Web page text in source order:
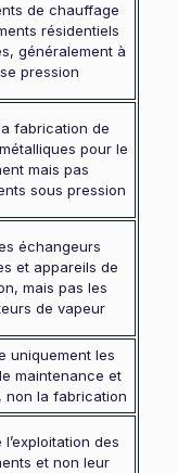
de chauffage
résidentiels
généralement à
pression
fabrication de
pour le
mais pas
sous pression
échangeurs
et appareils de
mais pas les
de vapeur
uniquement les
maintenance et
non la fabrication
des
et non leur